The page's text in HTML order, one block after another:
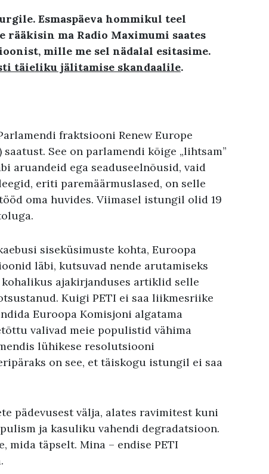
Esmaspäeva hommikul teel
ma Radio Maximumi saates
mille me sel nädalal esitasime.
täieliku jälitamise skandaalile.
fraktsiooni Renew Europe
See on parlamendi kõige „lihtsam”
aruandeid ega seaduseelnõusid, vaid
eriti paremäärmuslased, on selle
oma huvides. Viimasel istungil olid 19
siseküsimuste kohta, Euroopa
läbi, kutsuvad nende arutamiseks
ajakirjanduses artiklid selle
Kuigi PETI ei saa liikmesriike
Euroopa Komisjoni algatama
valivad meie populistid vähima
lühikese resolutsiooni
on see, et täiskogu istungil ei saa
pädevusest välja, alates ravimitest kuni
ja kasuliku vahendi degradatsioon.
mida täpselt. Mina – endise PETI